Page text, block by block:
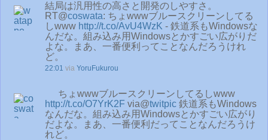
結局は汎用性の高さと開発のしやすさ。
RT@coswata: ちょwwwブルースクリーンしてる
しwww http://t.co/AvU4WzK - 鉄道系もWindowsな
んだな。組み込み用Windowsとかすごい広がりだ
よな。まあ、一番便利ってことなんだろうけれ
ど。
22:01 via YoruFukurou
ちょwwwブルースクリーンしてるしwww
http://t.co/O7YrK2F via@twitpic 鉄道系もWindows
なんだな。組み込み用Windowsとかすごい広がり
だよな。まあ、一番便利だってことなんだろうけ
れど。